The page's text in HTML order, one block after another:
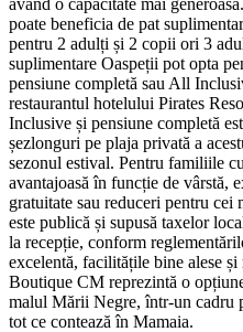
poate beneficia de pat
pentru 2 adulți și 2 copii ori 3
suplimentare Oaspeții pot opta
pensiune completă sau All
restaurantul hotelului Pirates
Inclusive și pensiune completă
șezlonguri pe plaja privată a
sezonul estival. Pentru familiile
avantajoasă în funcție de vârstă,
gratuitate sau reduceri pentru
este publică și supusă taxelor
la recepție, conform
excelentă, facilitățile bine alese
Boutique CM reprezintă o
malul Mării Negre, într-un cadru
tot ce contează în Mamaia.